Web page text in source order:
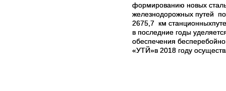
формированию новых
железнодорожных путей
2675,7 км
в последние годы
обеспечения
«УТЙ»в 2018 году